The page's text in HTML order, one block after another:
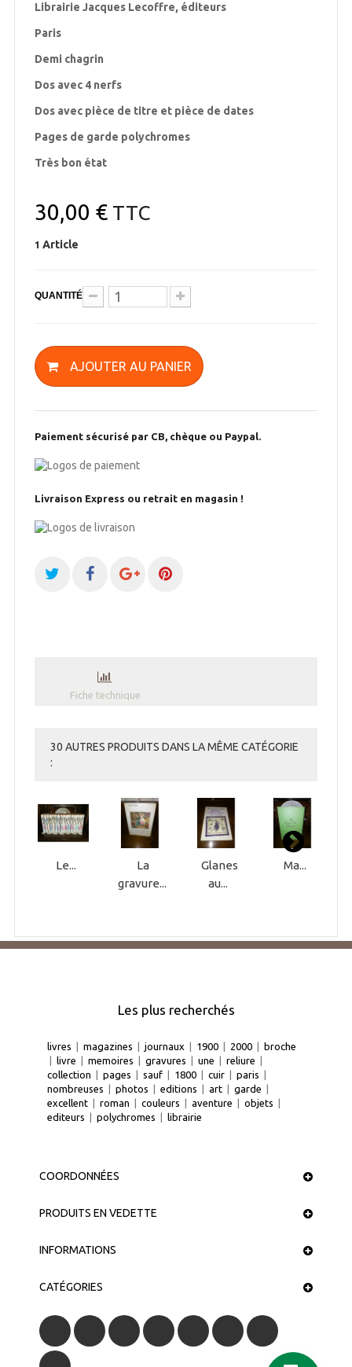
Librairie Jacques Lecoffre, éditeurs
Paris
Demi chagrin
Dos avec 4 nerfs
Dos avec pièce de titre et pièce de dates
Pages de garde polychromes
Très bon état
30,00 €TTC
1 Article
QUANTITÉ
AJOUTER AU PANIER
Paiement sécurisé par CB, chèque ou Paypal.
Livraison Express ou retrait en magasin !
Fiche technique
30 AUTRES PRODUITS DANS LA MÊME CATÉGORIE
:
Le...
La
gravure...
Glanes
au...
Ma...
Les plus recherchés
livres | magazines | journaux | 1900 | 2000 | broche
| livre | memoires | gravures | une | reliure |
collection | pages | sauf | 1800 | cuir | paris |
nombreuses | photos | editions | art | garde |
excellent | roman | couleurs | aventure | objets |
editeurs | polychromes | librairie
COORDONNÉES
PRODUITS EN VEDETTE
INFORMATIONS
CATÉGORIES